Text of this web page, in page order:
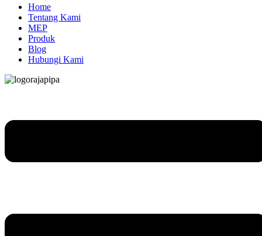
Home
Tentang Kami
MEP
Produk
Blog
Hubungi Kami